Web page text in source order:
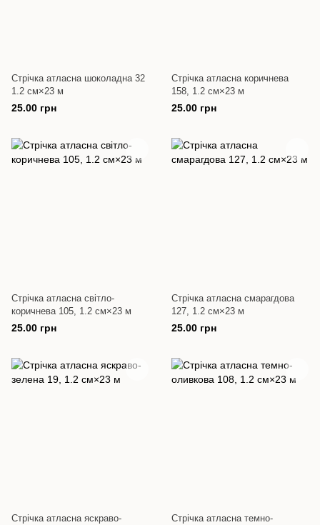
Стрічка атласна шоколадна 32
1.2 см×23 м
25.00 грн
Стрічка атласна коричнева
158, 1.2 см×23 м
25.00 грн
Стрічка атласна світло-
коричнева 105, 1.2 см×23 м
25.00 грн
Стрічка атласна смарагдова
127, 1.2 см×23 м
25.00 грн
Стрічка атласна яскраво-
Стрічка атласна темно-